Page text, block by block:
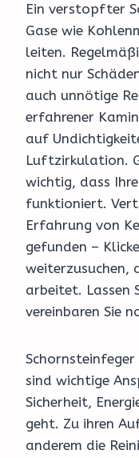
Ein verstopfter
Gase wie
leiten.
nicht nur
auch unnötige
erfahrener
auf
Luftzirkulation.
wichtig, dass
funktioniert.
Erfahrung von
gefunden –
weiterzusuchen,
arbeitet. Lassen
vereinbaren Sie
sind wichtige
Sicherheit,
geht. Zu ihren
anderem die